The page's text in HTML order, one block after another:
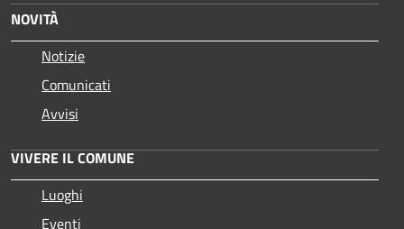
NOVITÀ
Notizie
Comunicati
Avvisi
VIVERE IL COMUNE
Luoghi
Eventi